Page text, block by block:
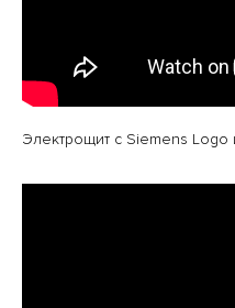
Электрощит c Siemens